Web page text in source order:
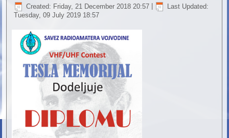
Created: Friday, 21 December 2018 20:57
Last Updated:
Tuesday, 09 July 2019 18:57